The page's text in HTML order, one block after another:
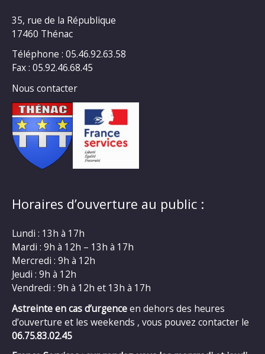
35, rue de la République
17460 Thénac
Téléphone : 05.46.92.63.58
Fax : 05.92.46.68.45
Nous contacter
Horaires d’ouverture au public :
Lundi : 13h à 17h
Mardi : 9h à 12h – 13h à 17h
Mercredi : 9h à 12h
Jeudi : 9h à 12h
Vendredi : 9h à 12h et 13h à 17h
Astreinte en cas d’urgenceen dehors des heures
d’ouverture et les weekends , vous pouvez contacter le
06.75.83.02.45